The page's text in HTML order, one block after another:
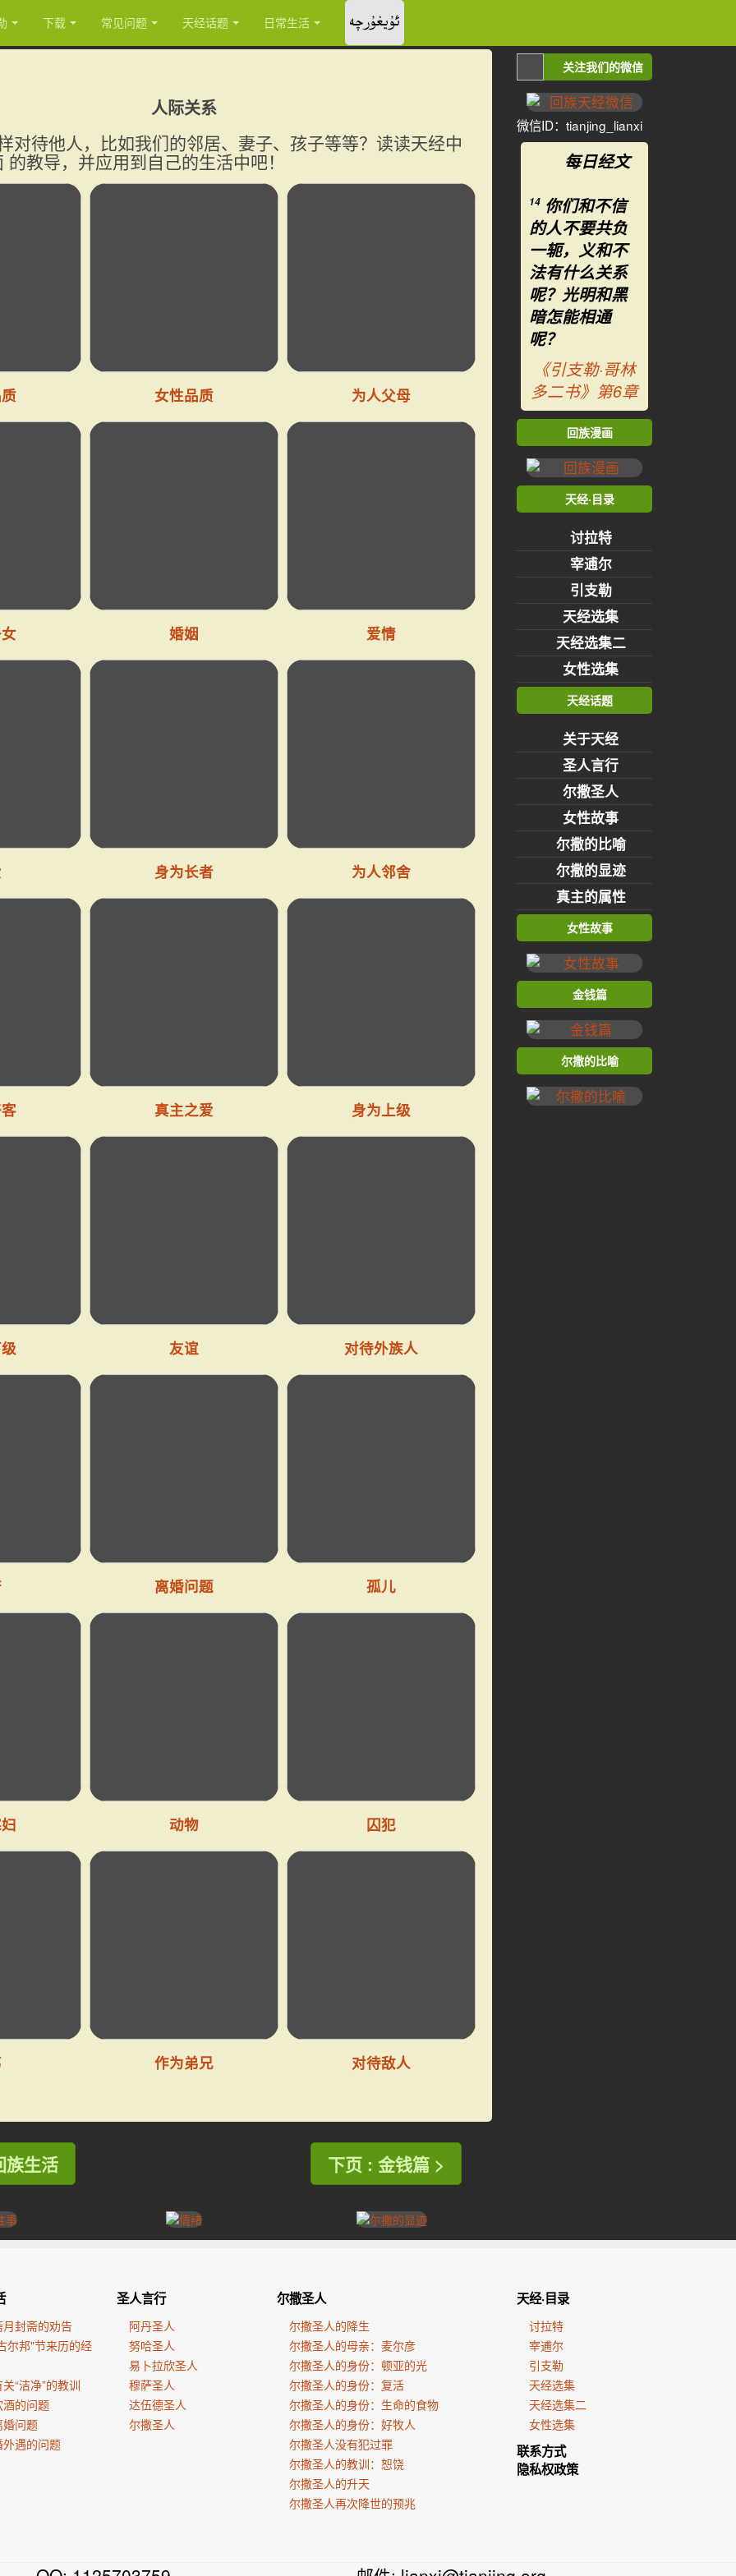
下载 常见问题 天经话题 日常生活 ئۇيغۇرچە
人际关系
对待他人，比如我们的邻居、妻子、孩子等等？读读天经中
教导，并应用到自己的生活中吧！
女性品质 为人父母
婚姻 爱情
身为长者 为人邻舍
真主之爱 身为上级
友谊 对待外族人
离婚问题 孤儿
动物 囚犯
作为弟兄 对待敌人
族生活 下页 : 金钱篇 >
关注我们的微信
微信ID：tianjing_lianxi
每日经文
14 你们和不信
的人不要共负
一轭，义和不
法有什么关系
呢？光明和黑
暗怎能相通
呢？
《引支勒·哥林
多二书》第6章
回族漫画
天经·目录
讨拉特
宰逋尔
引支勒
天经选集
天经选集二
女性选集
天经话题
关于天经
圣人言行
尔撒圣人
女性故事
尔撒的比喻
尔撒的显迹
真主的属性
女性故事
金钱篇
尔撒的比喻
封斋的劝告
尔邦"节来历的经
“洁净”的教训
的问题
问题
遇的问题
圣人言行
阿丹圣人
努哈圣人
易卜拉欣圣人
穆萨圣人
达伍德圣人
尔撒圣人
尔撒圣人
尔撒圣人的降生
尔撒圣人的母亲：麦尔彦
尔撒圣人的身份：顿亚的光
尔撒圣人的身份：复活
尔撒圣人的身份：生命的食物
尔撒圣人的身份：好牧人
尔撒圣人没有犯过罪
尔撒圣人的教训：恕饶
尔撒圣人的升天
尔撒圣人再次降世的预兆
天经·目录
讨拉特
宰逋尔
引支勒
天经选集
天经选集二
女性选集
联系方式
隐私权政策